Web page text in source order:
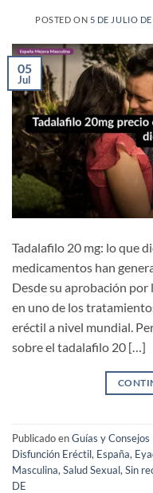
POSTED ON 5 DE JULIO
05
Jul
Tadalafilo 20 mg: lo que
medicamentos han
Desde su aprobación
en uno de los
eréctil a nivel mundial.
sobre el tadalafilo 20 […]
Publicado enGuías y Consejos
Disfunción Eréctil, España,
Masculina, Salud Sexual, Sin
DE